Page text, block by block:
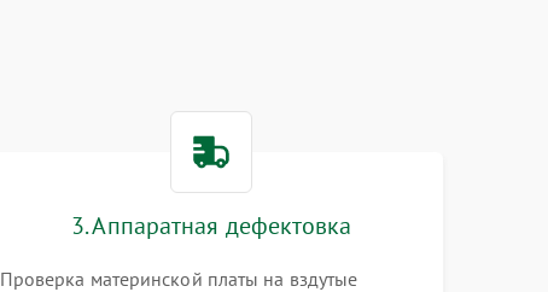
3. Аппаратная дефектовка
Проверка материнской платы на вздутые